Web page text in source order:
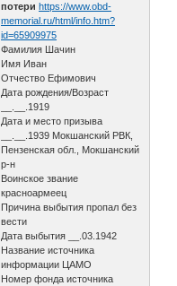
потери https://www.obd-
memorial.ru/html/info.htm?
id=65909975
Фамилия Шачин
Имя Иван
Отчество Ефимович
Дата рождения/Возраст
__.__.1919
Дата и место призыва
__.__.1939 Мокшанский РВК,
Пензенская обл., Мокшанский
р-н
Воинское звание
красноармеец
Причина выбытия пропал без
вести
Дата выбытия __.03.1942
Название источника
информации ЦАМО
Номер фонда источника